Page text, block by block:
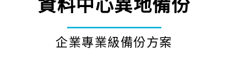
資料中心異地備份
企業專業級備份方案